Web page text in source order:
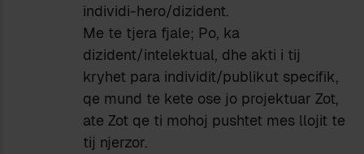
individi-hero/dizident.
Me te tjera fjale; Po, ka
dizident/intelektual, dhe akti i tij
kryhet para individit/publikut specifik,
qe mund te kete ose jo projektuar Zot,
ate Zot qe ti mohoj pushtet mes llojit te
tij njerzor.